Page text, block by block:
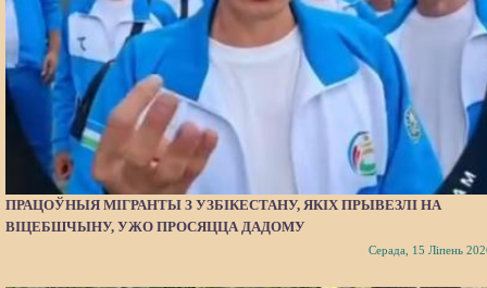
ПРАЦОЎНЫЯ МІГРАНТЫ З УЗБІКЕСТАНУ, ЯКІХ ПРЫВЕЗЛІ НА
ВІЦЕБШЧЫНУ, УЖО ПРОСЯЦЦА ДАДОМУ
Серада, 15 Ліпень